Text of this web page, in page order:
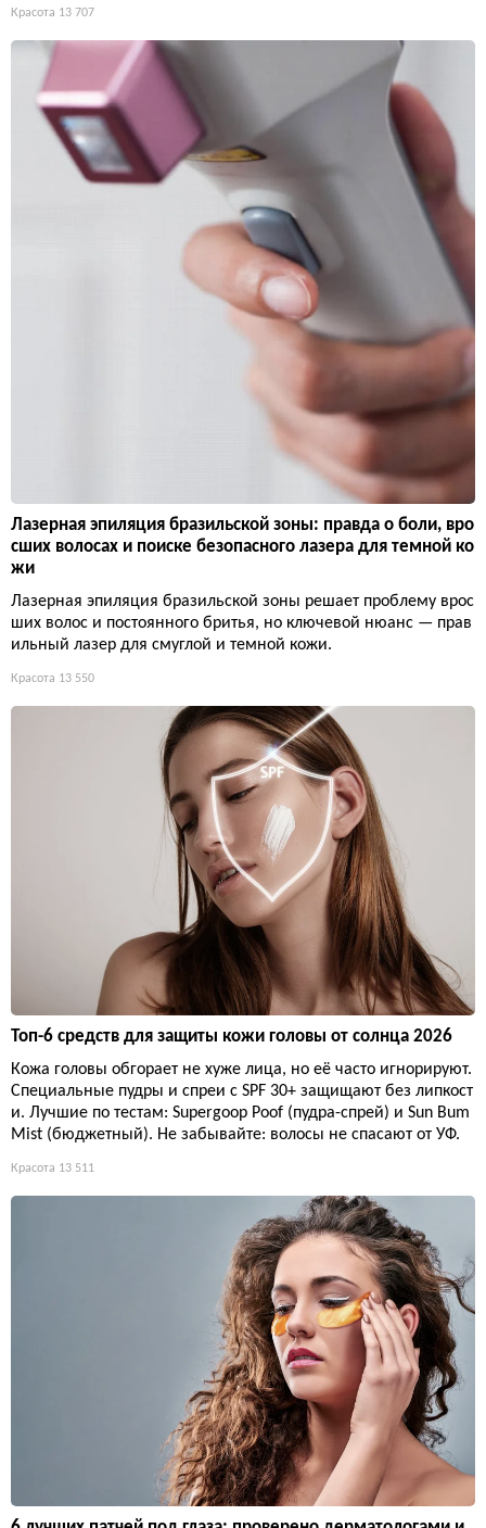
Красота 13 707
Лазерная эпиляция бразильской зоны: правда о боли, вро
сших волосах и поиске безопасного лазера для темной ко
жи
Лазерная эпиляция бразильской зоны решает проблему врос
ших волос и постоянного бритья, но ключевой нюанс — прав
ильный лазер для смуглой и темной кожи.
Красота 13 550
Топ-6 средств для защиты кожи головы от солнца 2026
Кожа головы обгорает не хуже лица, но её часто игнорируют.
Специальные пудры и спреи с SPF 30+ защищают без липкост
и. Лучшие по тестам: Supergoop Poof (пудра-спрей) и Sun Bum
Mist (бюджетный). Не забывайте: волосы не спасают от УФ.
Красота 13 511